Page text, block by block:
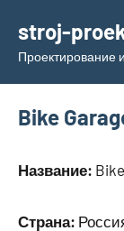
содержимому
stroj-
Проектирование
Bike
Название:
Страна: